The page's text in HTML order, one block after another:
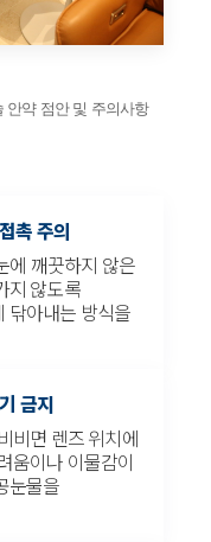
안약 점안 및 주의사항
촉 주의
에 깨끗하지 않은
지 않도록
닦아내는 방식을
금지
비면 렌즈 위치에
움이나 이물감이
눈물을